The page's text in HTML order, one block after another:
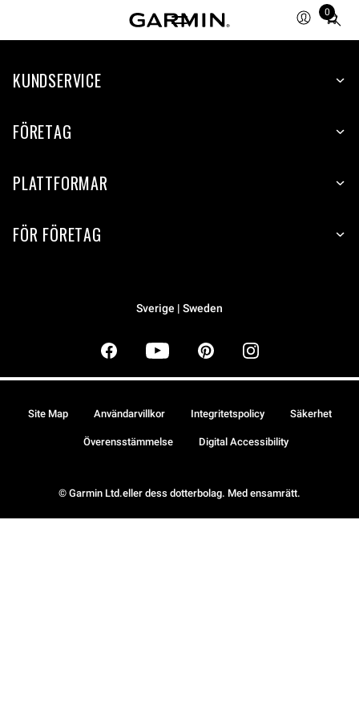
0
Total
items
cart:
KUNDSERVICE
FÖRETAG
PLATTFORMAR
FÖR FÖRETAG
Sverige | Sweden
© Garmin Ltd.eller dess dotterbolag. Med ensamrätt.
Site Map Användarvillkor Integritetspolicy Säkerhet
Överensstämmelse Digital Accessibility